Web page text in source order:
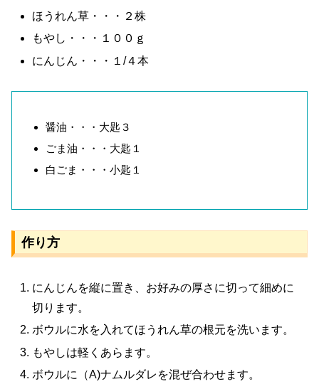
ほうれん草・・・２株
もやし・・・１００ｇ
にんじん・・・１/４本
醤油・・・大匙３
ごま油・・・大匙１
白ごま・・・小匙１
作り方
にんじんを縦に置き、お好みの厚さに切って細めに
切ります。
ボウルに水を入れてほうれん草の根元を洗います。
もやしは軽くあらます。
ボウルに（A)ナムルダレを混ぜ合わせます。